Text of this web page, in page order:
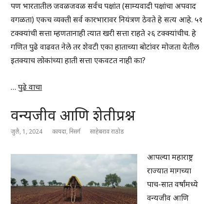
पण भारतातील जवळजवळ सर्वच पक्षांत (साम्यवादी पक्षांचा अपवाद
वगळता) एकच व्यक्ती सर्व कारभारावर नियंत्रण ठेवते हे सत्य आहे. ५१
टक्क्यांची सत्ता म्हणतानाही त्यात खरी सत्ता राहते २६ टक्क्यांचीच. हे
गणित पुढे वाढवत नेले तर शेवटी एका हाताच्या बोटांवर मोजता येतील
इतक्याच लोकांच्या हाती सत्ता एकवटत नाही का?
…पुढे वाचा
वन्यजीव आणि शेतीप्रश्न
जुलै, 1, 2024 कायदा,निसर्ग साहेबराव राठोड
आपल्या महाराष्ट्र
राज्यात मागच्या
पाच-सात वर्षांमध्ये
वन्यजीव आणि